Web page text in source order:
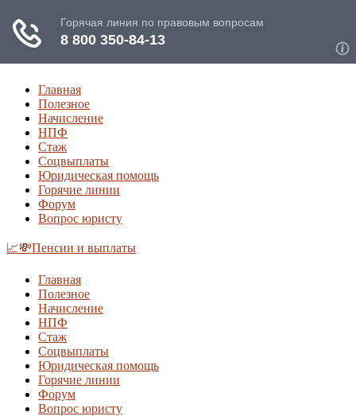
Главная
Полезное
Начисление
НПФ
Стаж
Соцвыплаты
Юридическая помощь
Горячие линии
Форум
Вопрос юристу
📈💸Пенсии и выплаты
Главная
Полезное
Начисление
НПФ
Стаж
Соцвыплаты
Юридическая помощь
Горячие линии
Форум
Вопрос юристу